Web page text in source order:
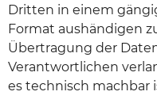
Dritten in einem
Format aushändigen
Übertragung der
Verantwortlichen
es technisch machbar